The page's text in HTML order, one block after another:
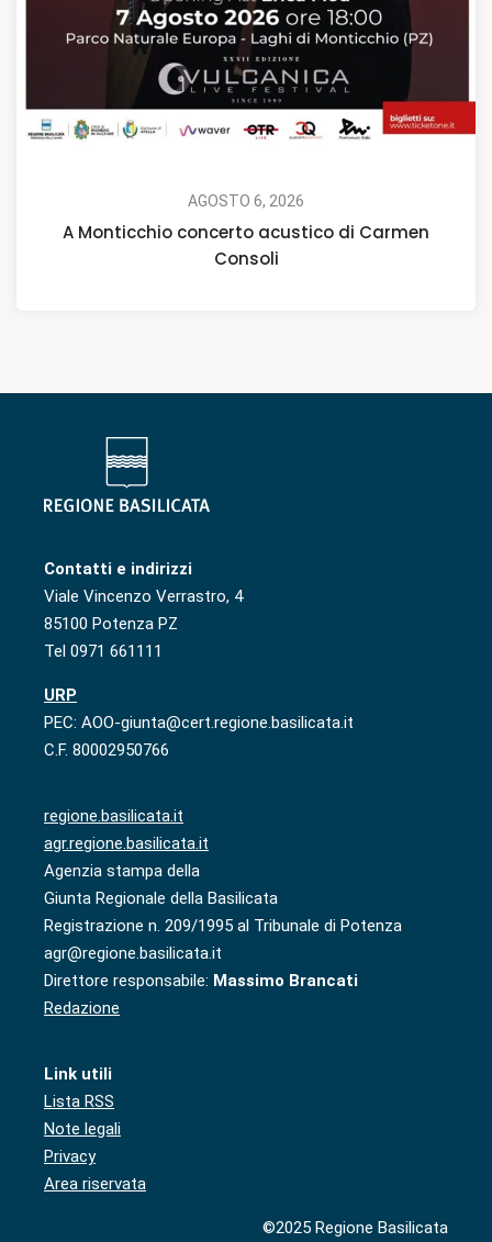
AGOSTO 6, 2026
A Monticchio concerto acustico di Carmen
Consoli
Contatti e indirizzi
Viale Vincenzo Verrastro, 4
85100 Potenza PZ
Tel 0971 661111
URP
PEC: AOO-giunta@cert.regione.basilicata.it
C.F. 80002950766
regione.basilicata.it
agr.regione.basilicata.it
Agenzia stampa della
Giunta Regionale della Basilicata
Registrazione n. 209/1995 al Tribunale di Potenza
agr@regione.basilicata.it
Direttore responsabile: Massimo Brancati
Redazione
Link utili
Lista RSS
Note legali
Privacy
Area riservata
©2025 Regione Basilicata